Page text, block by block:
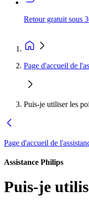
Retour gratuit sous
Page d'accueil de
Puis-je utiliser les
Page d'accueil de
Assistance Philips
Puis-je